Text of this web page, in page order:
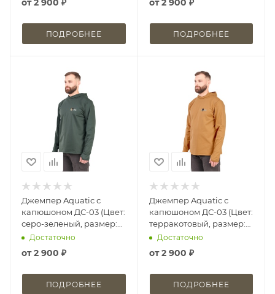
ПОДРОБНЕЕ ПОДРОБНЕЕ
Джемпер Aquatic с
капюшоном ДС-03 (Цвет:
серо-зеленый, размер:
46, принт: Travel)
Достаточно
от2 900 ₽
ПОДРОБНЕЕ
Джемпер Aquatic с
капюшоном ДС-03 (Цвет:
терракотовый, размер:
46, принт: Travel)
Достаточно
от2 900 ₽
ПОДРОБНЕЕ